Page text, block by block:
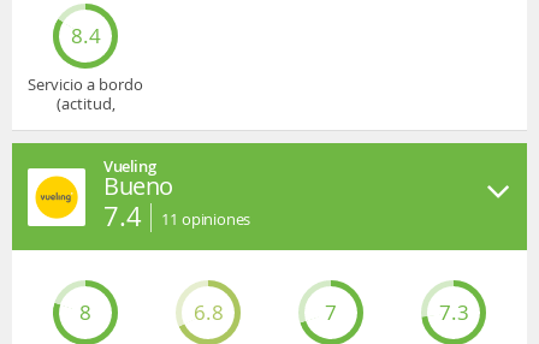
8.4
Servicio a bordo
(actitud,
Vueling
Bueno
7.4 11 opiniones
8 6.8 7 7.3